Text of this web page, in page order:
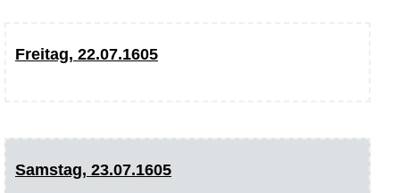
Freitag, 22.07.1605
Samstag, 23.07.1605